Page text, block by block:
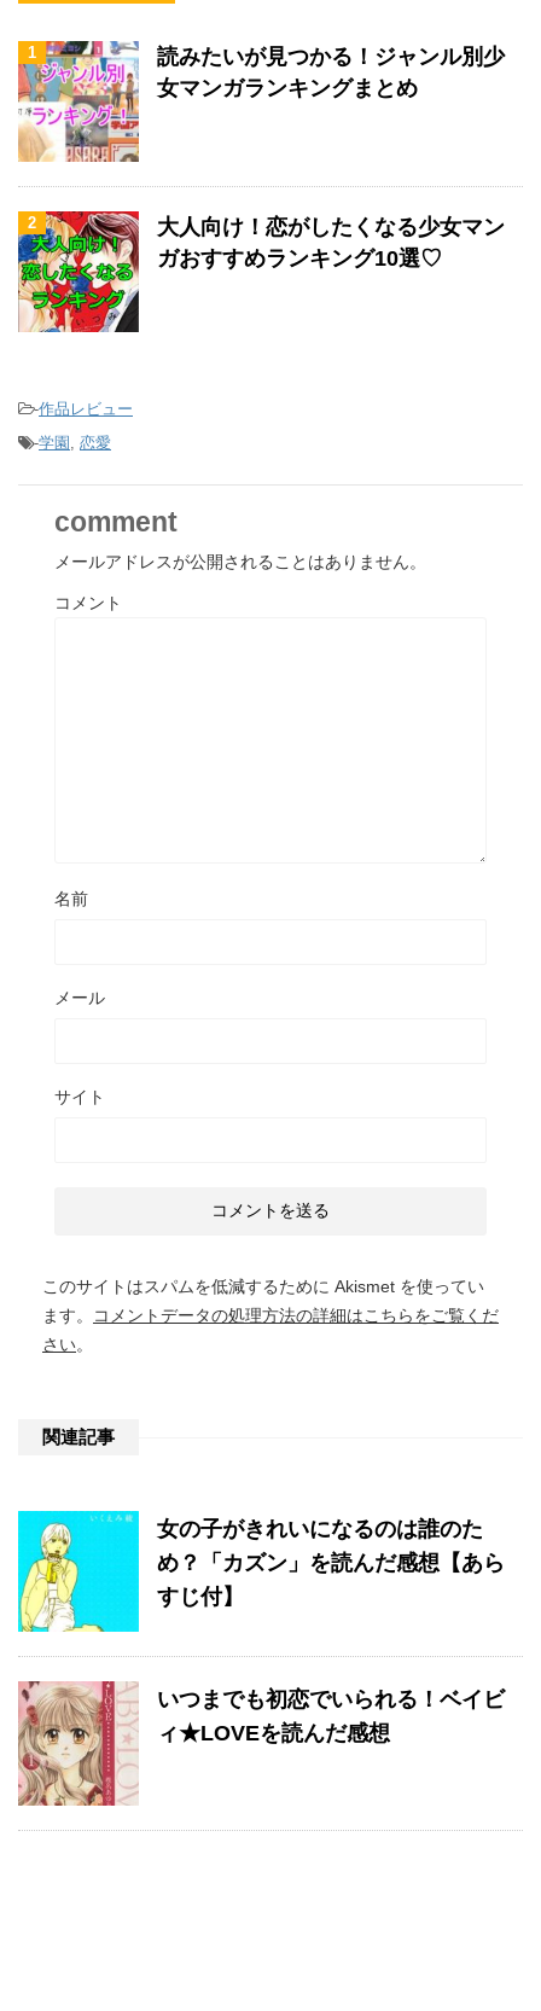
1
読みたいが見つかる！ジャンル別少
女マンガランキングまとめ
2
大人向け！恋がしたくなる少女マン
ガおすすめランキング10選♡
-作品レビュー
-学園 , 恋愛
comment
メールアドレスが公開されることはありません。
コメント
名前
メール
サイト
このサイトはスパムを低減するために Akismet を使ってい
ます。
コメントデータの処理方法の詳細はこちらをご覧くだ
さい。
関連記事
女の子がきれいになるのは誰のた
め？「カズン」を読んだ感想【あら
すじ付】
いつまでも初恋でいられる！ベイビ
ィ★LOVEを読んだ感想